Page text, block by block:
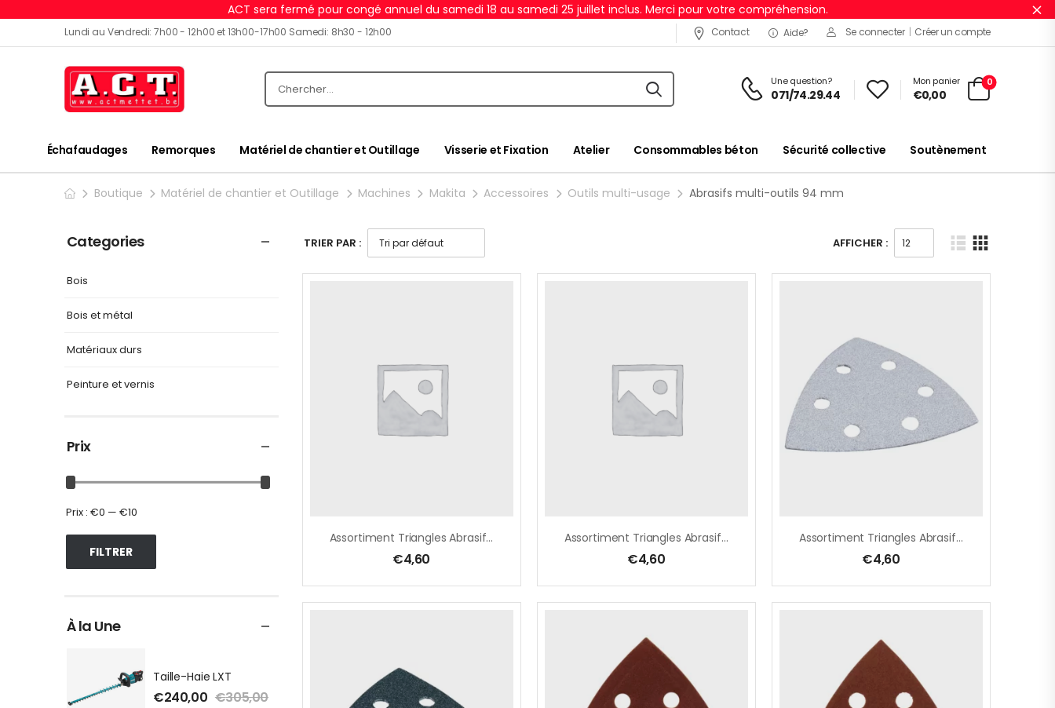
ACT sera fermé pour congé annuel du samedi 18 au samedi 25 juillet inclus. Merci pour votre compréhension.
Lundi au Vendredi: 7h00 - 12h00 et 13h00-17h00 Samedi: 8h30 - 12h00 Contact Aide? Se connecter | Créer un compte
Une question?
071/74.29.44
Mon panier
€0,00
0
Échafaudages Remorques Matériel de chantier et Outillage Visserie et Fixation Atelier Consommables béton Sécurité collective Soutènement
Boutique Matériel de chantier et Outillage Machines Makita Accessoires Outils multi-usage Abrasifs multi-outils 94 mm
Categories
Bois
Bois et métal
Matériaux durs
Peinture et vernis
Prix
FILTRER
Prix : €0 — €10
À la Une
Taille-Haie LXT
€240,00 €305,00
TRIER PAR : AFFICHER :
Assortiment Triangles Abrasifs Longue Durée Pour BOIS
€4,60
Assortiment Triangles Abrasifs Pour BOIS
€4,60
Assortiment Triangles Abrasifs Pour PEINTURE
€4,60